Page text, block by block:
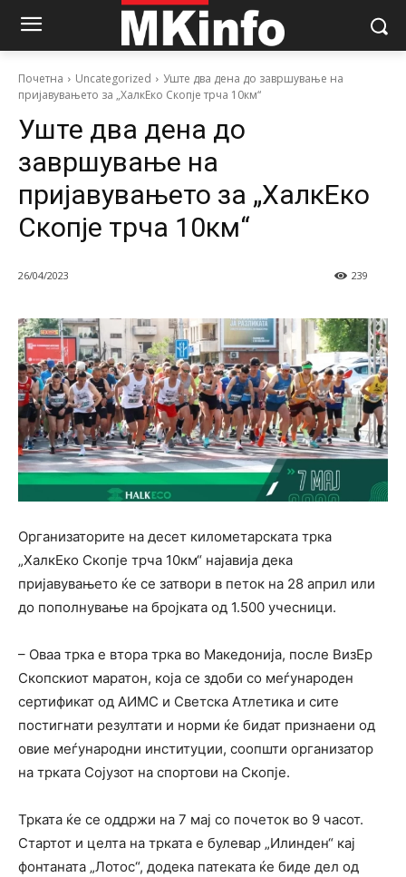
Почетна Uncategorized
Уште два дена до завршување на
пријавувањето за „ХалкЕко Скопје трча 10км“
Уште два дена до
завршување на
пријавувањето за „ХалкЕко
Скопје трча 10км“
26/04/2023 239
Организаторите на десет километарската трка
„ХалкЕко Скопје трча 10км“ најавија дека
пријавувањето ќе се затвори в петок на 28 април или
до пополнување на бројката од 1.500 учесници.
– Оваа трка е втора трка во Македонија, после ВизЕр
Скопскиот маратон, која се здоби со меѓународен
сертификат од АИМС и Светска Атлетика и сите
постигнати резултати и норми ќе бидат признаени од
овие меѓународни институции, соопшти организатор
на трката Сојузот на спортови на Скопје.
Трката ќе се оддржи на 7 мај со почеток во 9 часот.
Стартот и целта на трката е булевар „Илинден“ кај
фонтаната „Лотос“, додека патеката ќе биде дел од